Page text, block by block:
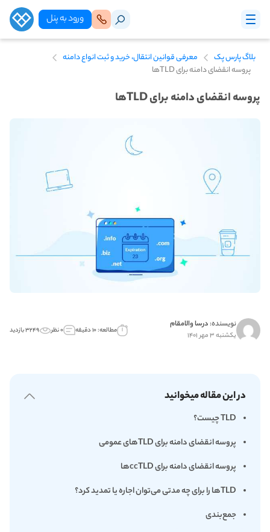
ورود‌ به‌ پنل
بلاگ پارس پک
معرفی قوانین انتقال، خرید و ثبت انواع دامنه
پروسه انقضای دامنه برای TLD‌ها
پروسه انقضای دامنه برای TLD‌ها
نویسنده: درسا والامقام
یکشنبه ۳ مهر ۱۴۰۱ مطالعه: ۱۰ دقیقه ۰ نظر ۳۲۴۹ بازدید
در این مقاله میخوانید
TLD چیست؟
پروسه انقضای دامنه برای TLD‌های عمومی
پروسه انقضای دامنه برای ccTLD‌ها
TLD‌ها را برای چه مدتی می‌توان اجاره یا تمدید کرد؟
جمع‌بندی